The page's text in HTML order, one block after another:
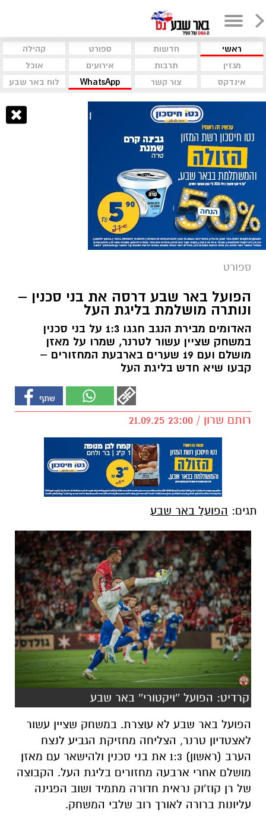
ראשי חדשות ספורט
קהילה
מגזין
תרבות אירועים
אוכל
אינדקס
צור קשר WhatsApp לוח באר שבע
ספורט
הפועל באר שבע דרסה את בני סכנין –
ונותרה מושלמת בליגת העל
האדומים מבירת הנגב חגגו 1:3 על בני סכנין
במשחק שציין עשור לטרנר, שמרו על מאזן
מושלם ועם 19 שערים בארבעת המחזורים –
קבעו שיא חדש בליגת העל
רותם שרון / 23:00 21.09.25
תגים: הפועל באר שבע
קרדיט: הפועל ''ויקטורי'' באר שבע
הפועל באר שבע לא עוצרת. במשחק שציין עשור
לאצטדיון טרנר, הצליחה מחזיקת הגביע לנצח
הערב (ראשון) 1:3 את בני סכנין ולהישאר עם מאזן
מושלם אחרי ארבעה מחזורים בליגת העל. הקבוצה
של רן קוז'וק נראית חדורה מתמיד ושוב הפגינה
עליונות ברורה לאורך רוב שלבי המשחק.